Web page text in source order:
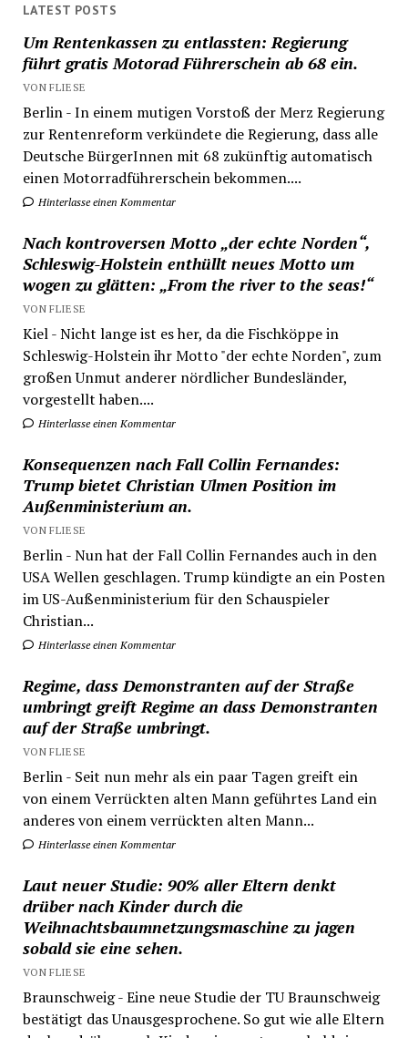
LATEST POSTS
Um Rentenkassen zu entlassten: Regierung
führt gratis Motorad Führerschein ab 68 ein.
VON FLIESE
Berlin - In einem mutigen Vorstoß der Merz Regierung
zur Rentenreform verkündete die Regierung, dass alle
Deutsche BürgerInnen mit 68 zukünftig automatisch
einen Motorradführerschein bekommen....
Hinterlasse einen Kommentar
Nach kontroversen Motto „der echte Norden“,
Schleswig-Holstein enthüllt neues Motto um
wogen zu glätten: „From the river to the seas!“
VON FLIESE
Kiel - Nicht lange ist es her, da die Fischköppe in
Schleswig-Holstein ihr Motto "der echte Norden", zum
großen Unmut anderer nördlicher Bundesländer,
vorgestellt haben....
Hinterlasse einen Kommentar
Konsequenzen nach Fall Collin Fernandes:
Trump bietet Christian Ulmen Position im
Außenministerium an.
VON FLIESE
Berlin - Nun hat der Fall Collin Fernandes auch in den
USA Wellen geschlagen. Trump kündigte an ein Posten
im US-Außenministerium für den Schauspieler
Christian...
Hinterlasse einen Kommentar
Regime, dass Demonstranten auf der Straße
umbringt greift Regime an dass Demonstranten
auf der Straße umbringt.
VON FLIESE
Berlin - Seit nun mehr als ein paar Tagen greift ein
von einem Verrückten alten Mann geführtes Land ein
anderes von einem verrückten alten Mann...
Hinterlasse einen Kommentar
Laut neuer Studie: 90% aller Eltern denkt
drüber nach Kinder durch die
Weihnachtsbaumnetzungsmaschine zu jagen
sobald sie eine sehen.
VON FLIESE
Braunschweig - Eine neue Studie der TU Braunschweig
bestätigt das Unausgesprochene. So gut wie alle Eltern